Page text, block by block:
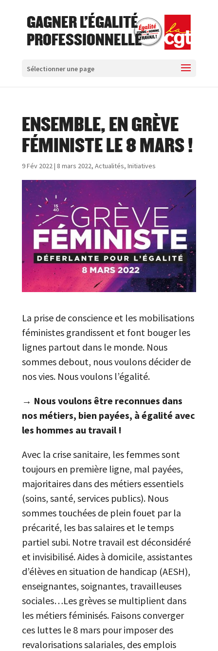
GAGNER L'ÉGALITÉ
PROFESSIONNELLE
Sélectionner une page
ENSEMBLE, EN GRÈVE
FÉMINISTE LE 8 MARS !
9 Fév 2022| 8 mars 2022, Actualités, Initiatives
La prise de conscience et les mobilisations
féministes grandissent et font bouger les
lignes partout dans le monde. Nous
sommes debout, nous voulons décider de
nos vies. Nous voulons l’égalité.
→ Nous voulons être reconnues dans
nos métiers, bien payées, à égalité avec
les hommes au travail !
Avec la crise sanitaire, les femmes sont
toujours en première ligne, mal payées,
majoritaires dans des métiers essentiels
(soins, santé, services publics). Nous
sommes touchées de plein fouet par la
précarité, les bas salaires et le temps
partiel subi. Notre travail est déconsidéré
et invisibilisé. Aides à domicile, assistantes
d’élèves en situation de handicap (AESH),
enseignantes, soignantes, travailleuses
sociales…Les grèves se multiplient dans
les métiers féminisés. Faisons converger
ces luttes le 8 mars pour imposer des
revalorisations salariales, des emplois